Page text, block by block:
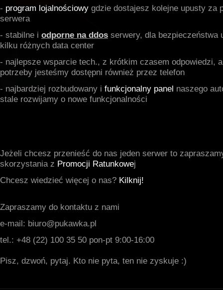
- program lojalnościowy gdzie dostajesz kolejne upusty za
serwera
- stabilne i odporne na ddos serwery, dla bezpieczeństwa
kilku różnych data center
- najlepsze wsparcie tech., z krótkim czasem odpowiedzi, a
potrzeby jesteśmy dostępni również przez telefon
- najbardziej rozbudowany i funkcjonalny panel naszego
stale rozwijamy o nowe funkcjonalności
Jeżeli chcesz przenieść do nas jeden serwer to
skorzystania z Promocji Ratunkowej
Chcesz wiedzieć więcej o nas? Kilknij!
Zapraszamy do kontaktu z nami
e-mail: biuro@pukawka.pl
tel.: +48 (22) 100 35 50 pon-pt 9:00-16:00
Pisz, dzwoń, pytaj. Kto nie pyta, ten nie zyskuje :)